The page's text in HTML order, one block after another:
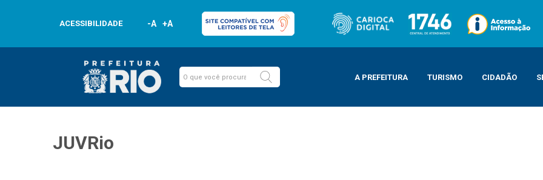
ACESSIBILIDADE -A +A
A PREFEITURA TURISMO CIDADÃO
JUVRio